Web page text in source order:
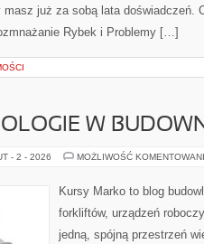
już za sobą lata doświadczeń.
Rybek i Problemy […]
W
- 2 - 2026 MOŻLIWOŚĆ
Kursy Marko to blog
forkliftów, urządzeń
jedną, spójną przestrzeń